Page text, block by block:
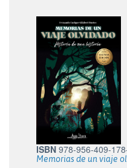
ISBN 978-956-409-
Memorias de un viaje